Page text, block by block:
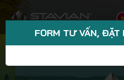
FORM TƯ VẤN, ĐẶT